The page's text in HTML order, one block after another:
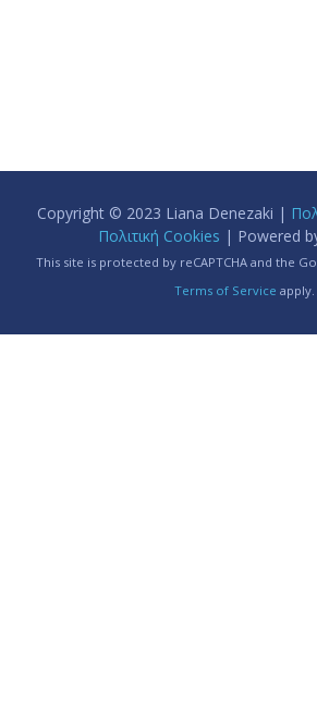
Copyright © 2023 Liana Denezaki |
Πολιτική Cookies | Powered
This site is protected by reCAPTCHA and the
Terms of Service apply.